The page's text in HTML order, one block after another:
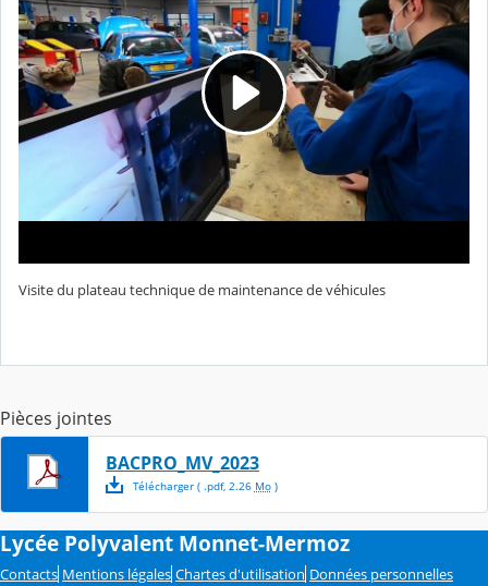
Visite du plateau technique de maintenance de véhicules
Pièces jointes
BACPRO_MV_2023
Télécharger( .pdf, 2.26 Mo)
Lycée Polyvalent Monnet-Mermoz
Contacts Mentions légales Chartes d'utilisation Données personnelles